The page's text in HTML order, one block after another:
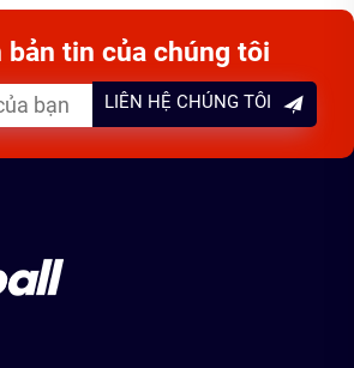
bản tin của chúng tôi
LIÊN HỆ CHÚNG TÔI